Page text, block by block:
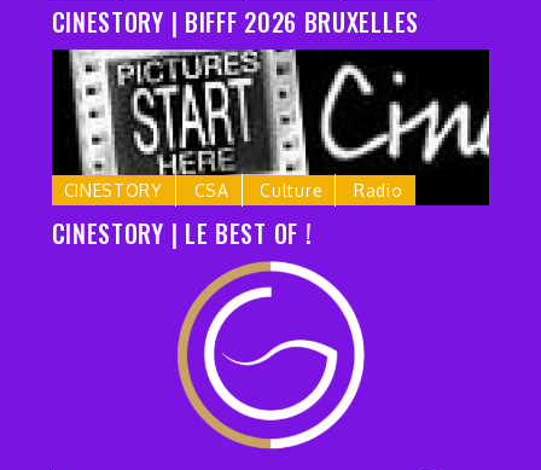
CINESTORY | BIFFF 2026 BRUXELLES
CINESTORY CSA Culture Radio
CINESTORY | LE BEST OF !